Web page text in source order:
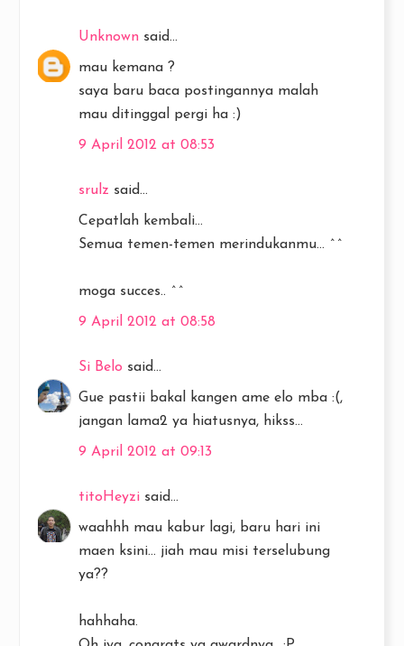
Unknown said...
mau kemana ?
saya baru baca postingannya malah
mau ditinggal pergi ha :)
9 April 2012 at 08:53
srulz said...
Cepatlah kembali...
Semua temen-temen merindukanmu... ^^
moga succes.. ^^
9 April 2012 at 08:58
Si Belo said...
Gue pastii bakal kangen ame elo mba :(,
jangan lama2 ya hiatusnya, hikss...
9 April 2012 at 09:13
titoHeyzi said...
waahhh mau kabur lagi, baru hari ini
maen ksini... jiah mau misi terselubung
ya??
hahhaha.